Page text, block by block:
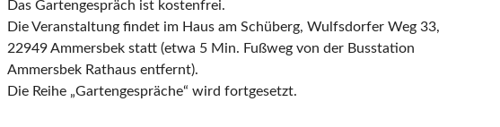
Das Gartengespräch ist kostenfrei.
Die Veranstaltung findet im Haus am Schüberg, Wulfsdorfer Weg 33,
22949 Ammersbek statt (etwa 5 Min. Fußweg von der Busstation
Ammersbek Rathaus entfernt).
Die Reihe „Gartengespräche“ wird fortgesetzt.